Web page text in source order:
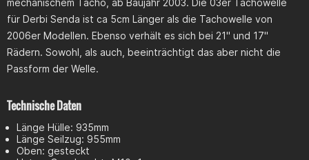
mechanischem Tacho, ab Baujahr 2003. Die 03er Tachowelle
für Derbi Senda ist ca 5cm Länger als die Tachowelle von
2006er Modellen. Ebenso verhält es sich bei 21" und 17"
Rädern. Sowohl, als auch, beeinträchtigt das aber nicht die
Passform der Welle.
Technische Daten
Länge Hülle: 935mm
Länge Seilzug: 955mm
Oben: gesteckt